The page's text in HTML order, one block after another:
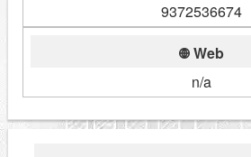
9372536674
Web
n/a